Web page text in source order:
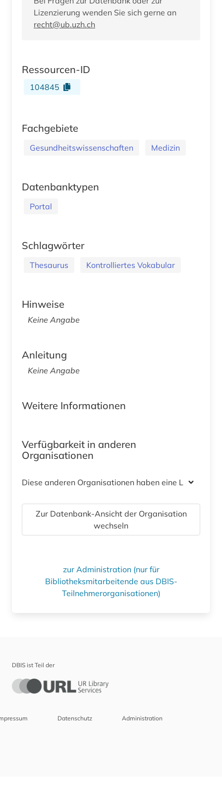
Lizenzierung wenden Sie sich gerne an
recht@ub.uzh.ch
Ressourcen-ID
104845
Fachgebiete
Gesundheitswissenschaften Medizin
Datenbanktypen
Portal
Schlagwörter
Thesaurus Kontrolliertes Vokabular
Hinweise
Keine Angabe
Anleitung
Keine Angabe
Weitere Informationen
Verfügbarkeit in anderen
Organisationen
Diese anderen Organisationen haben eine Lizenz
Zur Datenbank-Ansicht der Organisation
wechseln
zur Administration (nur für
Bibliotheksmitarbeitende aus DBIS-
Teilnehmerorganisationen)
DBIS ist Teil der
Datenschutz Administration